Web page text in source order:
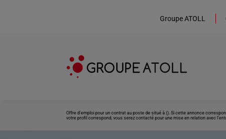
Groupe ATOLL
Offre d’emploi pour un contrat au poste de situé à (). Si cette annonce
votre profil correspond, vous serez contacté pour une mise en relation avec